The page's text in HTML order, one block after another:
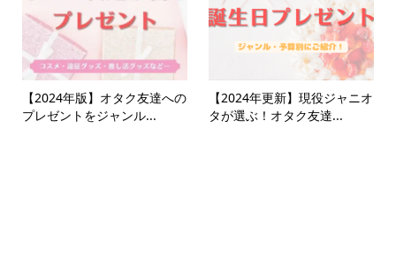
【2024年版】オタク友達への
プレゼントをジャンル...
【2024年更新】現役ジャニオ
タが選ぶ！オタク友達...